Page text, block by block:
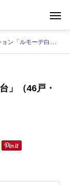
白金台」（46戸・店舗1）を売却
」（46戸・